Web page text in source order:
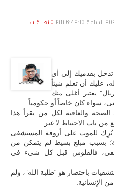
0 تعليقات
بقدميك إلى أي
عليك أن تعلم شيئاً
يعتبر أغلى منك
سواء كان خاصاً أو حكومياً.
والعافية لكل من يقرأ هذا
باب الاحتياط لا غير.
تُرِك للموت على أروقة المستشفى
بسبب مبلغ بسيط لم يتمكن من
فالفلوس قبل كل شيء في
باختصار هو “طلبة الله”، ولم
الإنسانية.